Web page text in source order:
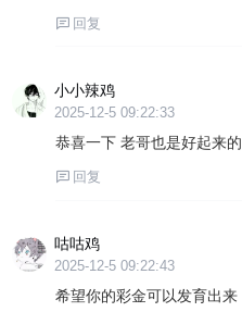
回复
小小辣鸡
2025-12-5 09:22:33
恭喜一下 老哥也是好起来的
回复
咕咕鸡
2025-12-5 09:22:43
希望你的彩金可以发育出来